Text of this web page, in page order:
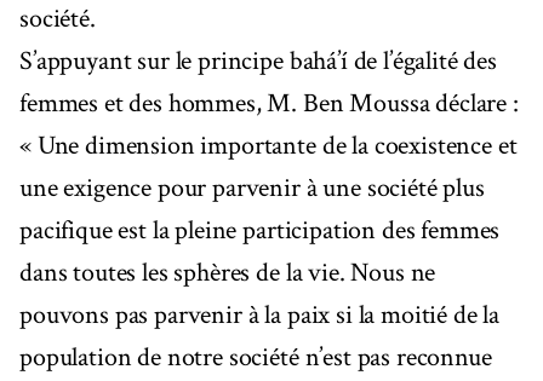
société.
S’appuyant sur le principe bahá’í de l’égalité des
femmes et des hommes, M. Ben Moussa déclare :
« Une dimension importante de la coexistence et
une exigence pour parvenir à une société plus
pacifique est la pleine participation des femmes
dans toutes les sphères de la vie. Nous ne
pouvons pas parvenir à la paix si la moitié de la
population de notre société n’est pas reconnue